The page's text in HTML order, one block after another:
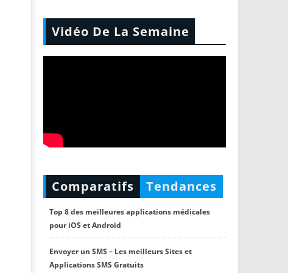
Vidéo De La Semaine
Comparatifs Tendances
Top 8 des meilleures applications médicales
pour iOS et Android
Envoyer un SMS – Les meilleurs Sites et
Applications SMS Gratuits